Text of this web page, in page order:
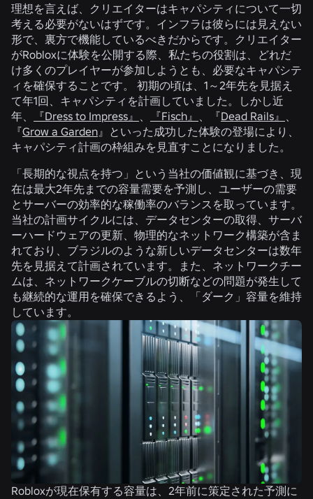
理想を言えば、クリエイターはキャパシティについて一切
考える必要がないはずです。インフラは彼らには見えない
形で、裏方で機能しているべきだからです。クリエイター
がRobloxに体験を公開する際、私たちの役割は、どれだ
け多くのプレイヤーが参加しようとも、必要なキャパシテ
ィを確保することです。 初期の頃は、1～2年先を見据え
て年1回、キャパシティを計画していました。しかし近
年、
『Dress to Impress』 『Fisch』 、『Dead Rails』
『Grow a Garden 』といった成功した体験の登場により、
キャパシティ計画の枠組みを見直すことになりました。
「長期的な視点を持つ」という当社の価値観に基づき、現
在は最大2年先までの容量需要を予測し、ユーザーの需要
とサーバーの効率的な稼働率のバランスを取っています。
当社の計画サイクルには、データセンターの取得、サーバ
ーハードウェアの更新、物理的なネットワーク構築が含ま
れており、ブラジルのような新しいデータセンターは数年
先を見据えて計画されています。また、ネットワークチー
ムは、ネットワークケーブルの切断などの問題が発生して
も継続的な運用を確保できるよう、「ダーク」容量を維持
しています。
Robloxが現在保有する容量は、2年前に策定された予測に